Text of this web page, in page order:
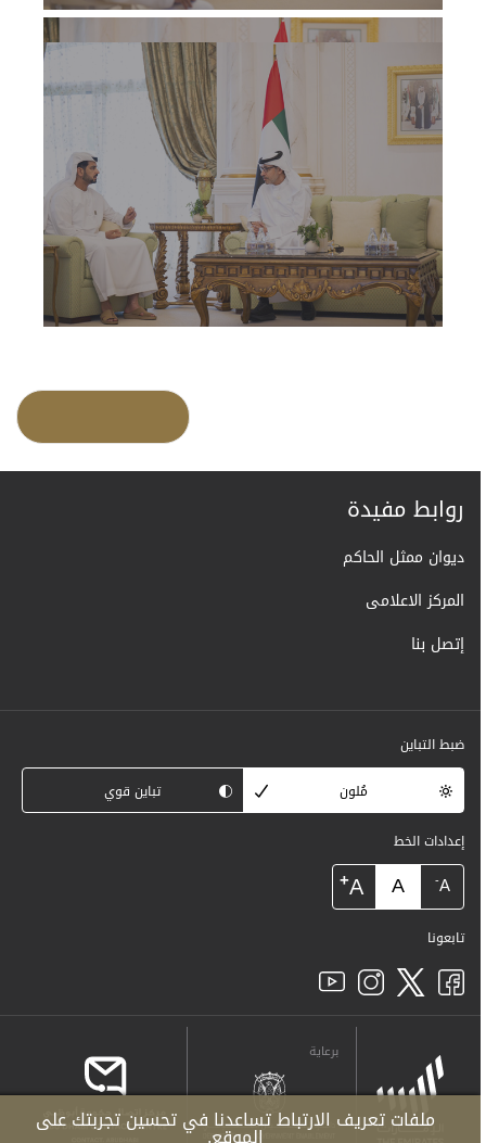
روابط مفيدة
ديوان ممثل الحاكم
المركز الاعلامى
إتصل بنا
ضبط التباين
مُلون
تباين قوي
إعدادات الخط
A
-
A
A
+
تابعونا
برعاية
ملفات تعريف الارتباط تساعدنا في تحسين تجربتك على